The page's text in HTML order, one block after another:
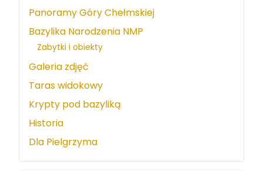
Panoramy Góry Chełmskiej
Bazylika Narodzenia NMP
Zabytki i obiekty
Galeria zdjęć
Taras widokowy
Krypty pod bazyliką
Historia
Dla Pielgrzyma